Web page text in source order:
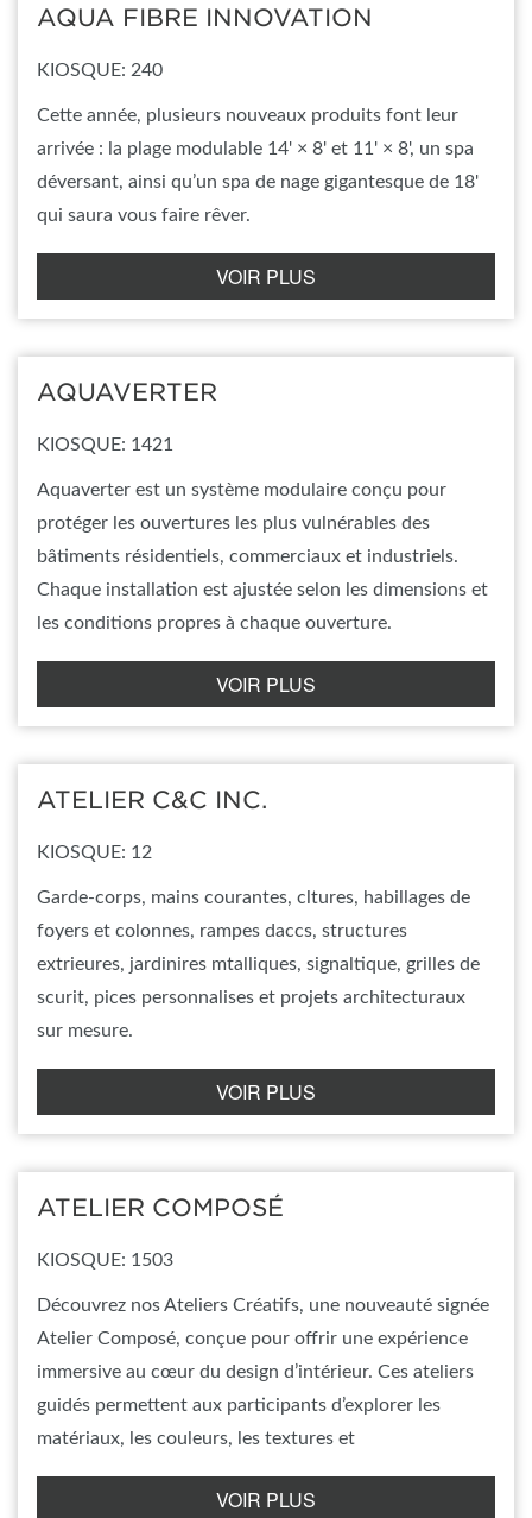
AQUA FIBRE INNOVATION
KIOSQUE: 240
Cette année, plusieurs nouveaux produits font leur
arrivée : la plage modulable 14' × 8' et 11' × 8', un spa
déversant, ainsi qu’un spa de nage gigantesque de 18'
qui saura vous faire rêver.
VOIR PLUS
AQUAVERTER
KIOSQUE: 1421
Aquaverter est un système modulaire conçu pour
protéger les ouvertures les plus vulnérables des
bâtiments résidentiels, commerciaux et industriels.
Chaque installation est ajustée selon les dimensions et
les conditions propres à chaque ouverture.
VOIR PLUS
ATELIER C&C INC.
KIOSQUE: 12
Garde-corps, mains courantes, cltures, habillages de
foyers et colonnes, rampes daccs, structures
extrieures, jardinires mtalliques, signaltique, grilles de
scurit, pices personnalises et projets architecturaux
sur mesure.
VOIR PLUS
ATELIER COMPOSÉ
KIOSQUE: 1503
Découvrez nos Ateliers Créatifs, une nouveauté signée
Atelier Composé, conçue pour offrir une expérience
immersive au cœur du design d’intérieur. Ces ateliers
guidés permettent aux participants d’explorer les
matériaux, les couleurs, les textures et
VOIR PLUS